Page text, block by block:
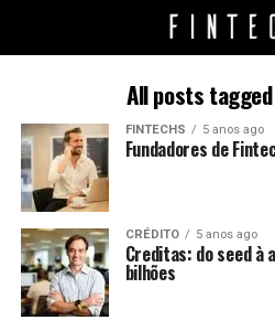
All posts
FINTECHS 5 anos ago
Fundadores de
CRÉDITO 5 anos ago
Creditas: do seed à
bilhões